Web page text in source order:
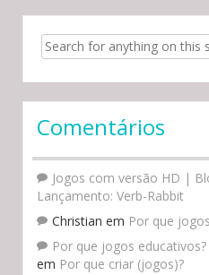
Search for:
Comentários
Jogos com versão HD |
Lançamento: Verb-Rabbit
Christian em Por que
Por que jogos
em Por que criar (jogos)?